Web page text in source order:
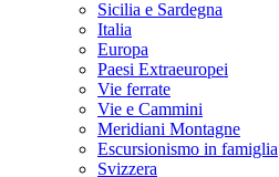
Sicilia e Sardegna
Italia
Europa
Paesi Extraeuropei
Vie ferrate
Vie e Cammini
Meridiani Montagne
Escursionismo in famiglia
Svizzera